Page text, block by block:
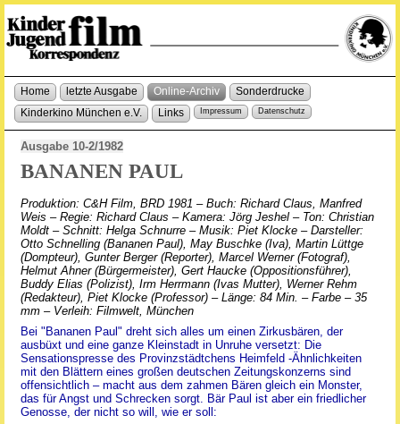
Home letzte Ausgabe Online-Archiv
Sonderdrucke
Kinderkino München e.V.
Links Impressum Datenschutz
Ausgabe 10-2/1982
BANANEN PAUL
Produktion: C&H Film, BRD 1981 – Buch: Richard Claus, Manfred
Weis – Regie: Richard Claus – Kamera: Jörg Jeshel – Ton: Christian
Moldt – Schnitt: Helga Schnurre – Musik: Piet Klocke – Darsteller:
Otto Schnelling (Bananen Paul), May Buschke (Iva), Martin Lüttge
(Dompteur), Gunter Berger (Reporter), Marcel Werner (Fotograf),
Helmut Ahner (Bürgermeister), Gert Haucke (Oppositionsführer),
Buddy Elias (Polizist), Irm Herrmann (Ivas Mutter), Werner Rehm
(Redakteur), Piet Klocke (Professor) – Länge: 84 Min. – Farbe – 35
mm – Verleih: Filmwelt, München
Bei "Bananen Paul" dreht sich alles um einen Zirkusbären, der
ausbüxt und eine ganze Kleinstadt in Unruhe versetzt: Die
Sensationspresse des Provinzstädtchens Heimfeld -Ähnlichkeiten
mit den Blättern eines großen deutschen Zeitungskonzerns sind
offensichtlich – macht aus dem zahmen Bären gleich ein Monster,
das für Angst und Schrecken sorgt. Bär Paul ist aber ein friedlicher
Genosse, der nicht so will, wie er soll: